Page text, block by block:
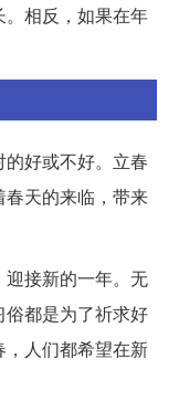
相反，如果在年
好或不好。立春
天的来临，带来
接新的一年。无
都是为了祈求好
人们都希望在新